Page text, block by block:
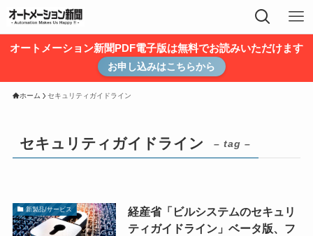
オートメーション新聞PDF電子版は無料でお読みいただけます
お申し込みはこちらから
ホーム セキュリティガイドライン
セキュリティガイドライン – tag –
新製品/サービス
経産省「ビルシステムのセキュリ
ティガイドライン」ベータ版、フ